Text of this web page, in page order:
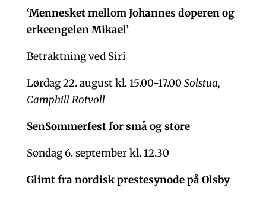
‘Mennesket mellom Johannes døperen og
erkeengelen Mikael’
Betraktning ved Siri
Lørdag 22. august kl. 15.00-17.00 Solstua,
Camphill Rotvoll
SenSommerfest for små og store
Søndag 6. september kl. 12.30
Glimt fra nordisk prestesynode på Olsby